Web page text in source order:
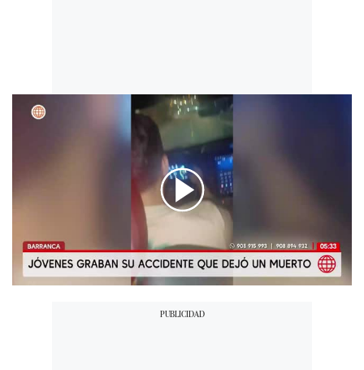
00:00/01:42